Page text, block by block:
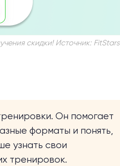
скидки! Источник: FitStars
Он помогает
форматы и понять,
узнать свои
тренировок.